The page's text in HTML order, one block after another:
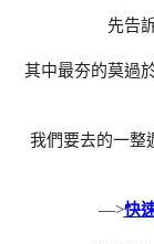
先告
其中最夯的莫過
我們要去的一整
—>快